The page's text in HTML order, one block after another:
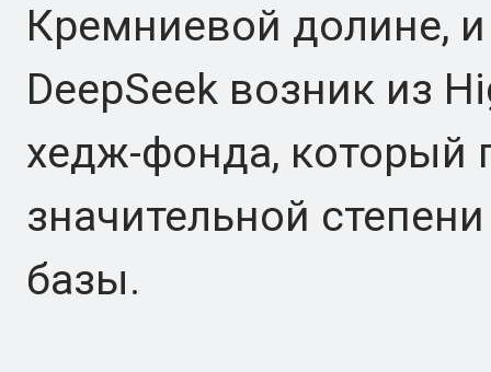
Кремниевой долине, и
DeepSeek возник из
хедж-фонда, который
значительной
базы.